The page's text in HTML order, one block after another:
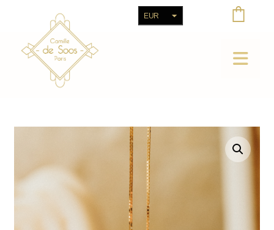
EUR
Agrandir l'image